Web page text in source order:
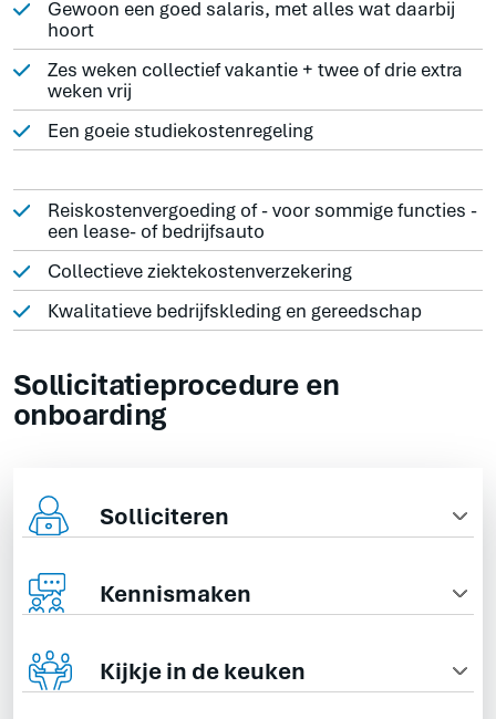
Gewoon een goed salaris, met alles wat daarbij
hoort
Zes weken collectief vakantie + twee of drie extra
weken vrij
Een goeie studiekostenregeling
Reiskostenvergoeding of - voor sommige functies -
een lease- of bedrijfsauto
Collectieve ziektekostenverzekering
Kwalitatieve bedrijfskleding en gereedschap
Sollicitatieprocedure en
onboarding
Solliciteren
Kennismaken
Kijkje in de keuken